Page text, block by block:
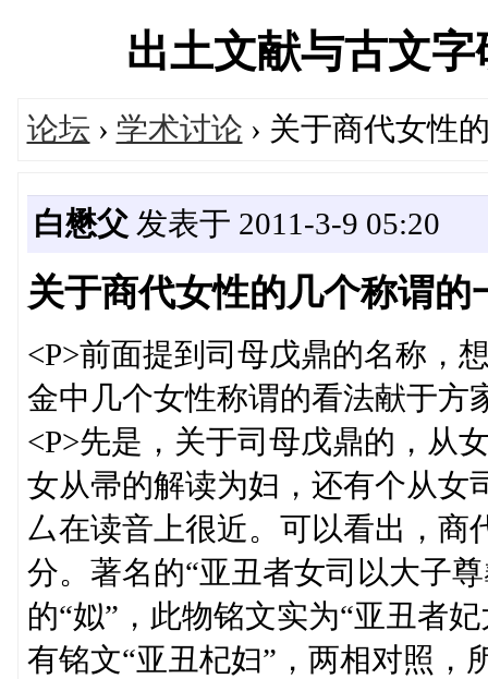
出土文献与古文
论坛 › 学术讨论 › 关于商代女性
白懋父发表于 2011-3-9 05:20
关于商代女性的几个称谓的
<P>前面提到司母戊鼎的名称，
金中几个女性称谓的看法献于方
<P>先是，关于司母戊鼎的，从
女从帚的解读为妇，还有个从女
厶在读音上很近。可以看出，商
分。著名的“亚丑者女司以大子
的“姒”，此物铭文实为“亚丑者
有铭文“亚丑杞妇”，两相对照，